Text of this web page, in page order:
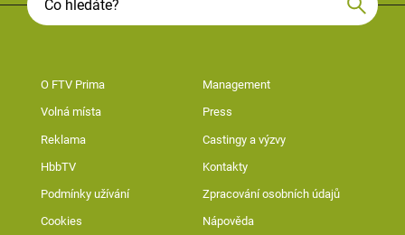
O FTV Prima Management
Volná místa Press
Reklama Castingy a výzvy
HbbTV Kontakty
Podmínky užívání Zpracování osobních údajů
Cookies Nápověda